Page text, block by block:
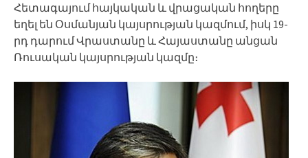
Հետագայում հայկական և վրացական հողերը
եղել են Օսմանյան կայսրության կազմում, իսկ 19-
րդ դարում Վրաստանը և Հայաստանը անցան
Ռուսական կայսրության կազմը։